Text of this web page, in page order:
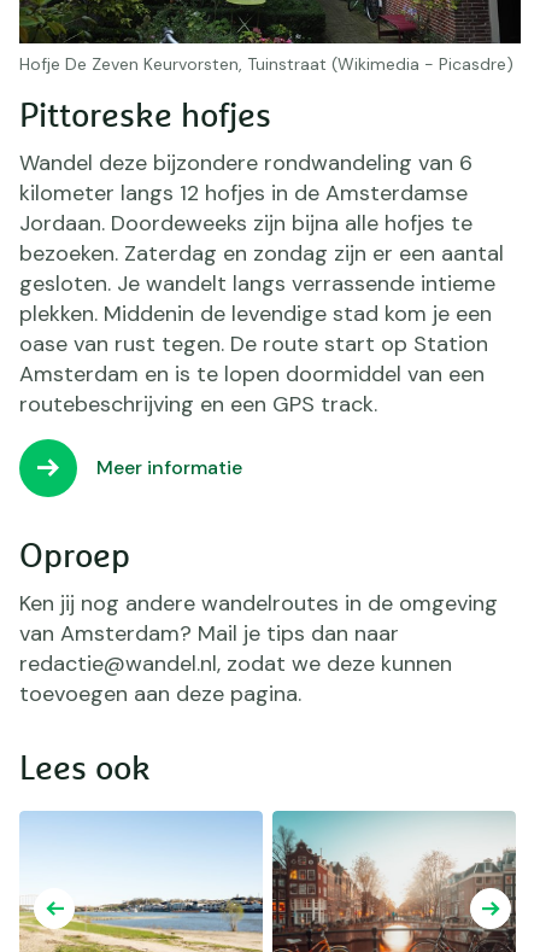
Hofje De Zeven Keurvorsten, Tuinstraat (Wikimedia - Picasdre)
Pittoreske hofjes
Wandel deze bijzondere rondwandeling van 6
kilometer langs 12 hofjes in de Amsterdamse
Jordaan. Doordeweeks zijn bijna alle hofjes te
bezoeken. Zaterdag en zondag zijn er een aantal
gesloten. Je wandelt langs verrassende intieme
plekken. Middenin de levendige stad kom je een
oase van rust tegen. De route start op Station
Amsterdam en is te lopen doormiddel van een
routebeschrijving en een GPS track.
Meer informatie
Oproep
Ken jij nog andere wandelroutes in de omgeving
van Amsterdam? Mail je tips dan naar
redactie@wandel.nl, zodat we deze kunnen
toevoegen aan deze pagina.
Lees ook